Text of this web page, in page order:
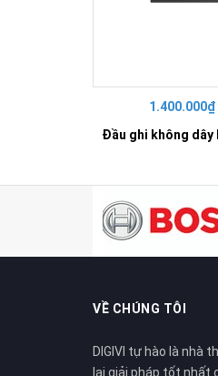
1.400.000₫
VỀ CHÚNG TÔI
DIGIVI tự hào là nhà
lại giải pháp tốt nhất